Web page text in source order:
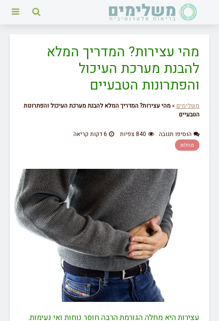
מהי עצירות? המדריך המלא
להבנת מערכת העיכול
והפתרונות הטבעיים
משלימים »מהי עצירות? המדריך המלא להבנת מערכת העיכול והפתרונות
הטבעיים
הוסיפו תגובה 840 צפיות 6 דקות קריאה
מחלות
עצירות היא מחלה הגורמת הרבה חוסר נוחות ואי נעימות.